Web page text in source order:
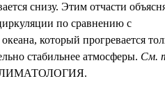
снизу. Этим отчасти
по сравнению с
который прогревается
стабильнее атмосферы. См.